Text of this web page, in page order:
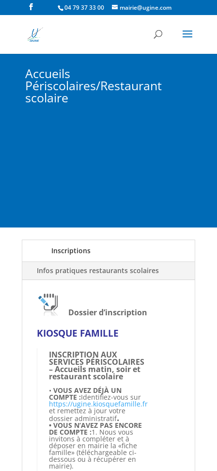
04 79 37 33 00 mairie@ugine.com
Accueils
Périscolaires/Restaurant
scolaire
Inscriptions
Infos pratiques restaurants scolaires
Dossier d’inscription
KIOSQUE FAMILLE
INSCRIPTION AUX
SERVICES PÉRISCOLAIRES
– Accueils matin, soir et
restaurant scolaire
• VOUS AVEZ DÉJÀ UN
COMPTE :Identifiez-vous sur
https://ugine.kiosquefamille.fr
et remettez à jour votre
dossier administratif.
• VOUS N’AVEZ PAS ENCORE
DE COMPTE :1. Nous vous
invitons à compléter et à
déposer en mairie la «fiche
famille» (téléchargeable ci-
dessous ou à récupérer en
mairie).